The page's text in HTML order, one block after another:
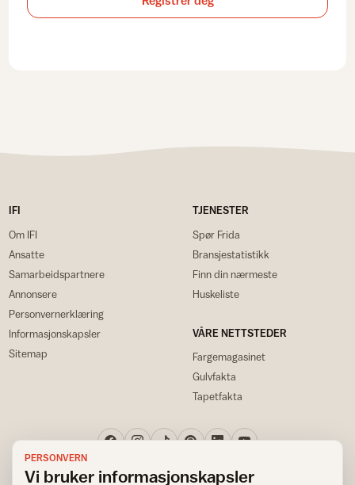
IFI
Om IFI
Ansatte
Samarbeidspartnere
Annonsere
Personvernerklæring
Informasjonskapsler
Sitemap
TJENESTER
Spør Frida
Bransjestatistikk
Finn din nærmeste
Huskeliste
VÅRE NETTSTEDER
Fargemagasinet
Gulvfakta
Tapetfakta
PERSONVERN
Vi bruker informasjonskapsler